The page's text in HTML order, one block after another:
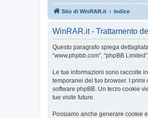
Sito di WinRAR.it Indice
WinRAR.it - Trattamento
Questo paragrafo spiega
“www.phpbb.com”, “phpBB
Le tue informazioni sono raccolte
temporanei del tuo browser. I
software phpBB. Un terzo cookie
tue visite future.
Possiamo anche generare cookie